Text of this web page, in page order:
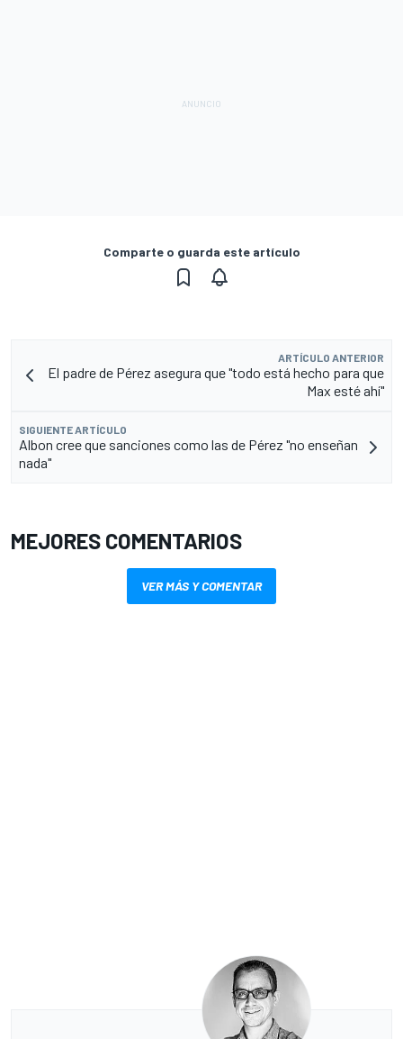
Comparte o guarda este artículo
ARTÍCULO ANTERIOR
El padre de Pérez asegura que "todo está hecho para que
Max esté ahí"
SIGUIENTE ARTÍCULO
Albon cree que sanciones como las de Pérez "no enseñan
nada"
MEJORES COMENTARIOS
VER MÁS Y COMENTAR